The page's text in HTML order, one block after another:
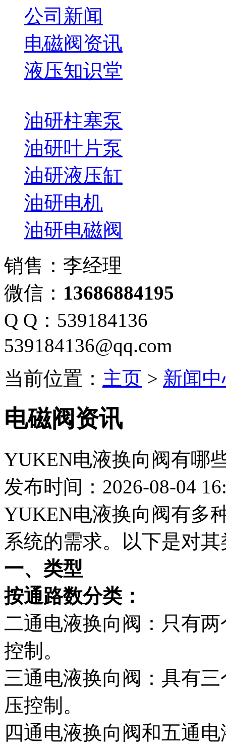
公司新闻
电磁阀资讯
液压知识堂
油研柱塞泵
油研叶片泵
油研液压缸
油研电机
油研电磁阀
销售：李经理
微信： 13686884195
Q Q：539184136
539184136@qq.com
当前位置： 主页 > 新闻
电磁阀资讯
YUKEN电液换向阀有哪
发布时间：2026-08-04
YUKEN电液换向阀有多
系统的需求。以下是对
一、类型
按通路数分类：
二通电液换向阀：只有
控制。
三通电液换向阀：具有
压控制。
四通电液换向阀和五通